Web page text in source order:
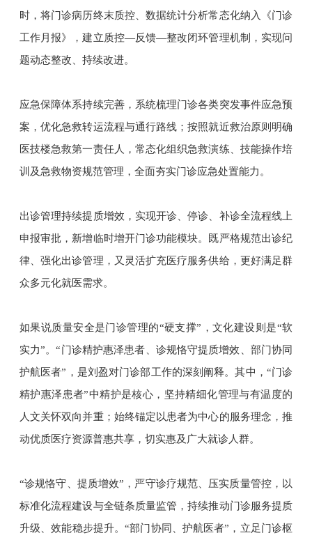
时，将门诊病历终末质控、数据统计分析常态化纳入《门诊
工作月报》，建立质控—反馈—整改闭环管理机制，实现问
题动态整改、持续改进。
应急保障体系持续完善，系统梳理门诊各类突发事件应急预
案，优化急救转运流程与通行路线；按照就近救治原则明确
医技楼急救第一责任人，常态化组织急救演练、技能操作培
训及急救物资规范管理，全面夯实门诊应急处置能力。
出诊管理持续提质增效，实现开诊、停诊、补诊全流程线上
申报审批，新增临时增开门诊功能模块。既严格规范出诊纪
律、强化出诊管理，又灵活扩充医疗服务供给，更好满足群
众多元化就医需求。
如果说质量安全是门诊管理的“硬支撑”，文化建设则是“软
实力”。“门诊精护惠泽患者、诊规恪守提质增效、部门协同
护航医者”，是刘盈对门诊部工作的深刻阐释。其中，“门诊
精护惠泽患者”中精护是核心，坚持精细化管理与有温度的
人文关怀双向并重；始终锚定以患者为中心的服务理念，推
动优质医疗资源普惠共享，切实惠及广大就诊人群。
“诊规恪守、提质增效”，严守诊疗规范、压实质量管控，以
标准化流程建设与全链条质量监管，持续推动门诊服务提质
升级、效能稳步提升。“部门协同、护航医者”，立足门诊枢